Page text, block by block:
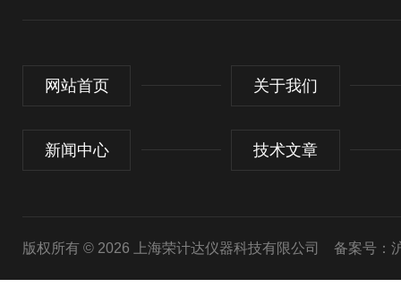
网站首页 关于我们
新闻中心 技术文章
版权所有 © 2026 上海荣计达仪器科技有限公司 备案号：